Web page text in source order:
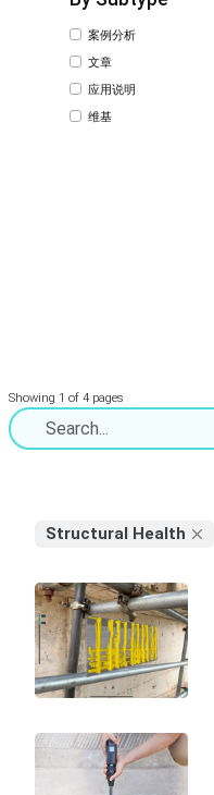
案例分析
文章
应用说明
维基
Showing 1 of 4 pages
Structural Health